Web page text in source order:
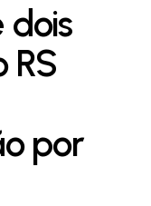
dois
RS
por